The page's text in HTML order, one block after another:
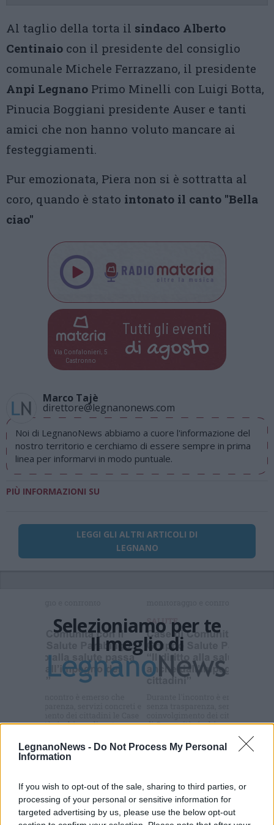
LegnanoNews - Do Not Process My Personal
Information
If you wish to opt-out of the sale, sharing to third parties, or
processing of your personal or sensitive information for
targeted advertising by us, please use the below opt-out
Al taglio della torta il sindaco Alberto
Centinaio con il presidente del consiglio
comunale Michele Ferrazzano, il presidente
Anpi Legnano Primo Minelli con Luigi Botta,
Pinucia Boggiani presidente Auser e tanti
amici che non hanno voluto mancare ai
festeggiamenti.
Pur emozionata, Piera non si è sottratta al
coro, quando è stato intonato il canto "Bella
ciao"
Via Confalonieri, 5
Castronno
Tutti gli eventi
di agosto
Marco Tajè
direttore@legnanonews.com
Noi di LegnanoNews abbiamo a cuore l'informazione del
nostro territorio e cerchiamo di essere sempre in prima
linea per informarvi in modo puntuale.
PIÙ INFORMAZIONI SU
LEGGI GLI ALTRI ARTICOLI DI
LEGNANO
Selezioniamo per te
Il meglio di
Iscriviti alla
newsletter
Accedioregistratiper commentare questo
articolo.